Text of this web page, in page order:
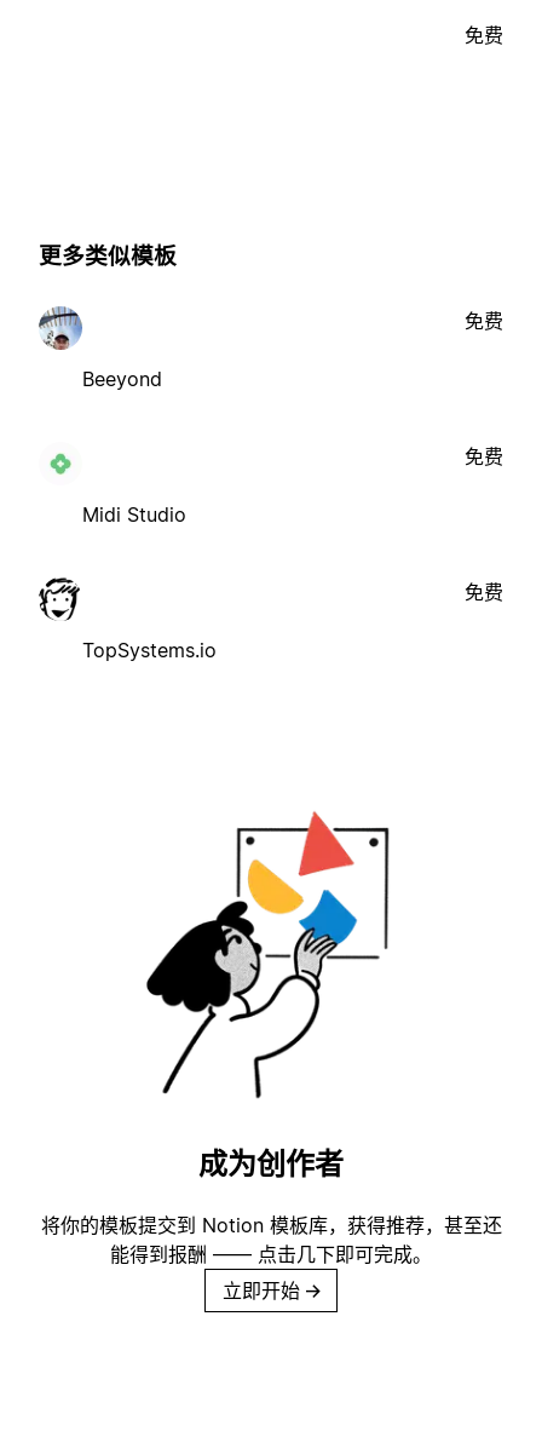
免费
更多类似模板
Beeyond
免费
Midi Studio
免费
TopSystems.io
免费
成为创作者
将你的模板提交到 Notion 模板库，获得推荐，甚至还
能得到报酬 —— 点击几下即可完成。
立即开始 →